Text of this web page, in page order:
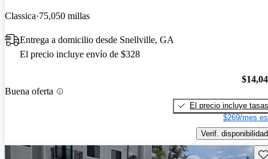
Classica 75,050 millas
Entrega a domicilio desde Snellville, GA
El precio incluye envío de $328
Buena oferta
El precio incluye tasas
$269/mes
Verif. disponibilidad